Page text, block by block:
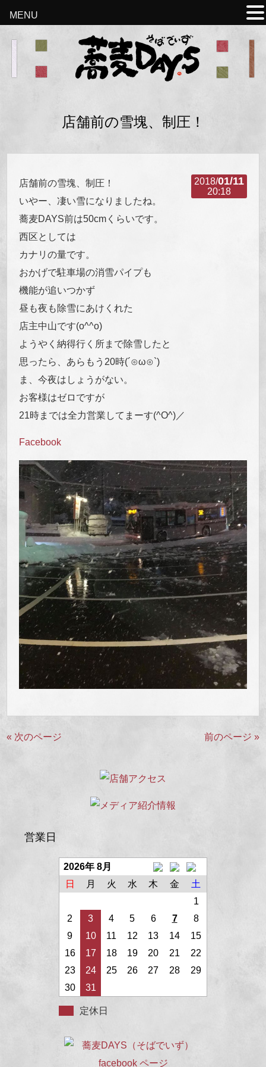
店舗前の雪塊、制圧！
2018/01/11
20:18
店舗前の雪塊、制圧！
いやー、凄い雪になりましたね。
蕎麦DAYS前は50cmくらいです。
西区としては
カナリの量です。
おかげで駐車場の消雪パイプも
機能が追いつかず
昼も夜も除雪にあけくれた
店主中山です(o^^o)
ようやく納得行く所まで除雪したと
思ったら、あらもう20時(´⊙ω⊙`)
ま、今夜はしょうがない。
お客様はゼロですが
21時までは全力営業してまーす(^O^)／
Facebook
« 次のページ 前のページ »
営業日
2026年 8月
日
月 火 水 木 金
土
1
2
3 4 5 6 7
8
9
10 11 12 13 14
15
16
17 18 19 20 21
22
23
24 25 26 27 28
29
30
31
定休日
MENU